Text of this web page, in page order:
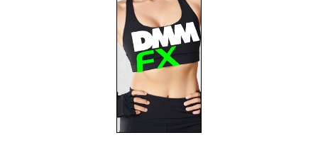
プライバシーポリシー
お問い合わせ
サイトマップ